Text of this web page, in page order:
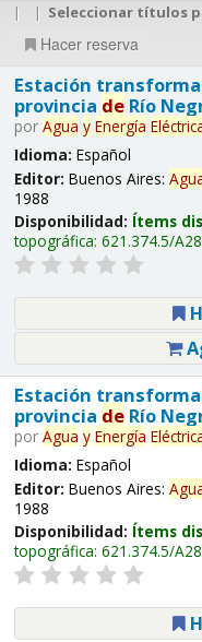
| | Seleccionar títulos
Hacer reserva
Estación
provincia deRío
por Agua y Energía
Idioma: Español
Editor: Buenos Aires:
1988
Disponibilidad: Ítems
topográfica: 621.374.5/
Estación
provincia deRío
por Agua y Energía
Idioma: Español
Editor: Buenos Aires:
1988
Disponibilidad: Ítems
topográfica: 621.374.5/